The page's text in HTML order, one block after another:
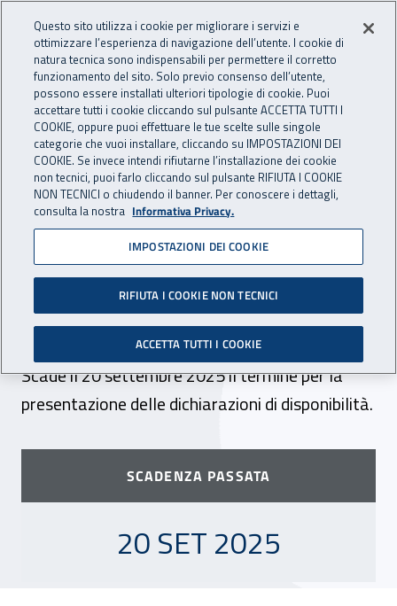
INAIL - Istituto Nazionale
Apri cerca
Navigazione principale
Navigazione - Ti trovi in:
Home Inail comunica Scadenze Scadenza
Dr Puglia - selezione
comparativa incarico a
tempo determinato n. 25
ore branca medicina lavoro
- sede Lecce
Scade il 20 settembre 2025 il termine per la
presentazione delle dichiarazioni di disponibilità.
SCADENZA PASSATA
20 SETTEMBRE 2025
20 SET 2025
Questo sito utilizza i cookie per migliorare i servizi e
ottimizzare l’esperienza di navigazione dell’utente. I cookie di
natura tecnica sono indispensabili per permettere il corretto
funzionamento del sito. Solo previo consenso dell’utente,
possono essere installati ulteriori tipologie di cookie. Puoi
accettare tutti i cookie cliccando sul pulsante ACCETTA TUTTI I
COOKIE, oppure puoi effettuare le tue scelte sulle singole
categorie che vuoi installare, cliccando su IMPOSTAZIONI DEI
COOKIE. Se invece intendi rifiutarne l’installazione dei cookie
non tecnici, puoi farlo cliccando sul pulsante RIFIUTA I COOKIE
NON TECNICI o chiudendo il banner. Per conoscere i dettagli,
consulta la nostra Informativa Privacy.
IMPOSTAZIONI DEI COOKIE
RIFIUTA I COOKIE NON TECNICI
ACCETTA TUTTI I COOKIE